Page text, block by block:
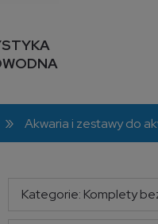
» Akwaria i zestawy do
Kategorie: Komplety